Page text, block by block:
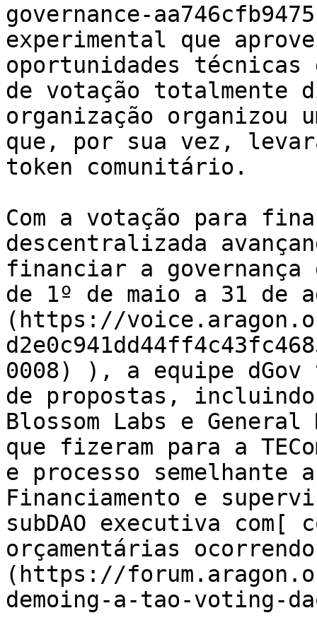
governance-
experimental que
oportunidades técnicas
de votação totalmente
organização organizou
que, por sua vez,
token comunitário.
Com a votação para
descentralizada
financiar a governança
de 1º de maio a 31 de
(https://
0008) ), a equipe dGov
de propostas,
Blossom Labs e
que fizeram para a
e processo semelhante
Financiamento e
subDAO executiva com[
orçamentárias
(https://
demoing-a-tao-voting-